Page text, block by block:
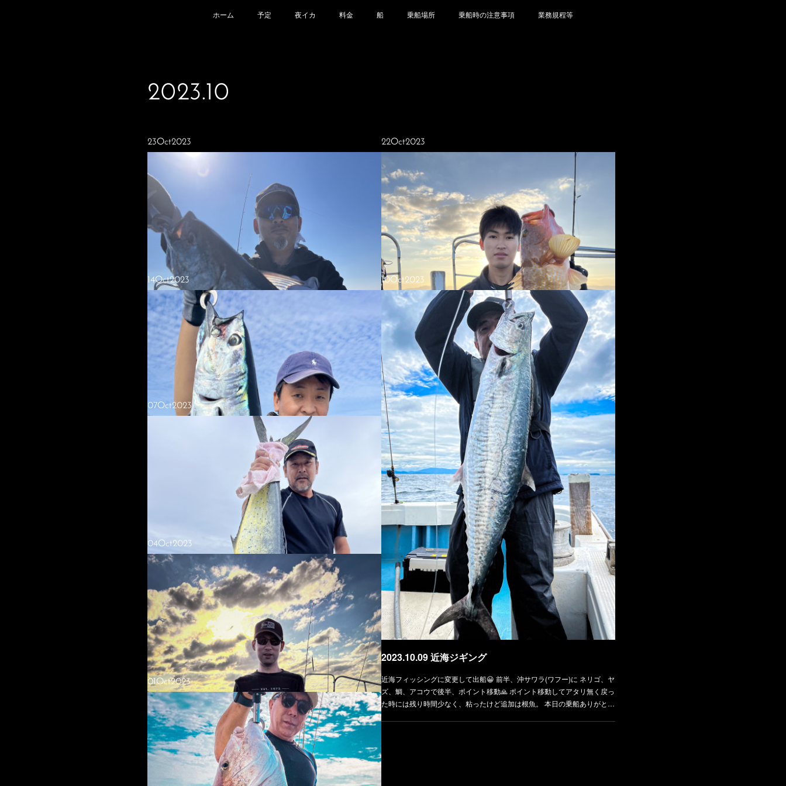
ホーム 予定 夜イカ 料金 船 乗船場所 乗船時の注意事項 業務規程等
2023.10
23Oct2023
2023.10.23 午後便ジギング
本日は3名にて調査がてら昼からジギングです。結果はスマカツオにヤズ
数本にネリゴでしたが。ヒラマサは出ませんでした。初ジギングの方が一
番釣れましたね！本日の乗船ありがとうございました。
22Oct2023
2023.10.22 ジギング
朝、激渋スタートで 大きく移動すると良い感じにアタリ多く、行けそうな
気がしましたが🙏行けませんでした撃沈😭😭 本日の乗船ありがとうござ
いました
14Oct2023
2023.10.14 Cプラン タイラバと少しジギング
本日は9割タイラバと少しジギング カツオに青物に根魚など 五目釣りで
したね🎣 本日の乗船ありがとうございました。
10Oct2023
2023.10.09 近海ジギング
近海フィッシングに変更して出船😀 前半、沖サワラ(ワフー)に ネリゴ、ヤ
ズ、鯛、アコウで後半、ポイント移動🙏 ポイント移動してアタリ無く戻っ
た時には残り時間少なく、粘ったけど追加は根魚。 本日の乗船ありがと…
07Oct2023
2023.10.07 近海ジギング
強風、チョイ時化でしたが問題なく釣りできました。釣りのほうは渋いで
すがコシナガにシイラ、コアラ、ヤズ、根魚、ネリゴ！海底へ突っ込む良
04Oct2023
01Oct2023